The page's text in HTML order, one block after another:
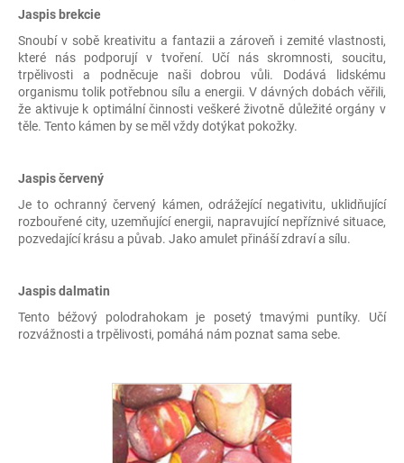
Jaspis brekcie
Snoubí v sobě kreativitu a fantazii a zároveň i zemité vlastnosti,
které nás podporují v tvoření. Učí nás skromnosti, soucitu,
trpělivosti a podněcuje naši dobrou vůli. Dodává lidskému
organismu tolik potřebnou sílu a energii. V dávných dobách věřili,
že aktivuje k optimální činnosti veškeré životně důležité orgány v
těle. Tento kámen by se měl vždy dotýkat pokožky.
Jaspis červený
Je to ochranný červený kámen, odrážející negativitu, uklidňující
rozbouřené city, uzemňující energii, napravující nepříznivé situace,
pozvedající krásu a půvab. Jako amulet přináší zdraví a sílu.
Jaspis dalmatin
Tento béžový polodrahokam je posetý tmavými puntíky. Učí
rozvážnosti a trpělivosti, pomáhá nám poznat sama sebe.